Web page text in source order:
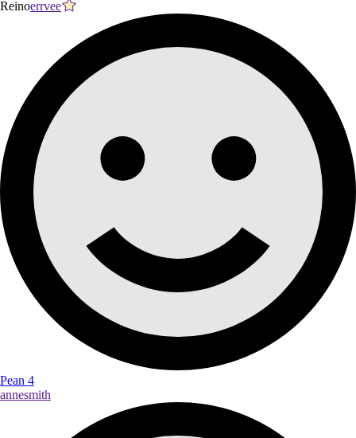
Reinoerrvee
Pean 4
annesmith